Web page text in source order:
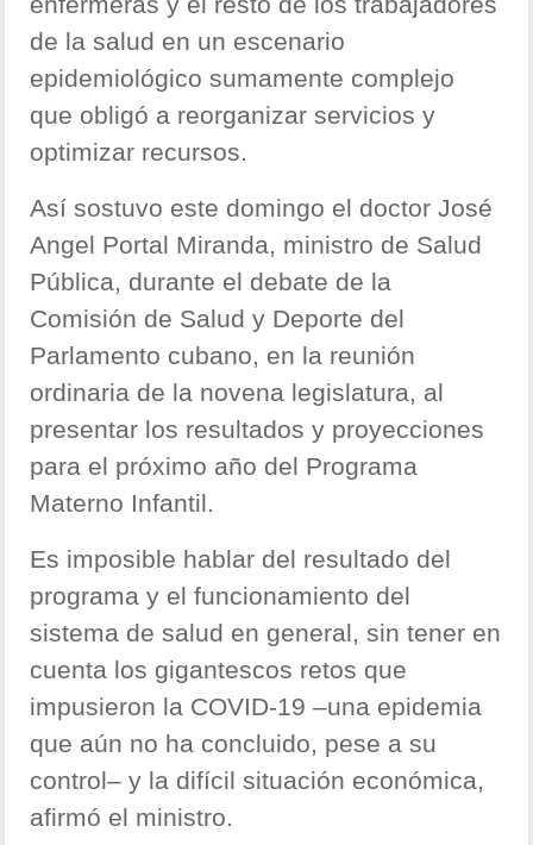
de la salud en un escenario
epidemiológico sumamente complejo
que obligó a reorganizar servicios y
optimizar recursos.
Así sostuvo este domingo el doctor José
Angel Portal Miranda, ministro de Salud
Pública, durante el debate de la
Comisión de Salud y Deporte del
Parlamento cubano, en la reunión
ordinaria de la novena legislatura, al
presentar los resultados y proyecciones
para el próximo año del Programa
Materno Infantil.
Es imposible hablar del resultado del
programa y el funcionamiento del
sistema de salud en general, sin tener en
cuenta los gigantescos retos que
impusieron la COVID-19 –una epidemia
que aún no ha concluido, pese a su
control– y la difícil situación económica,
afirmó el ministro.